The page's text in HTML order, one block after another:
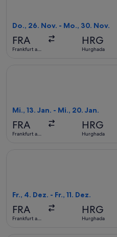
Do., 26. Nov. - Mo., 30. Nov.
FRA
Frankfurt am
HRG
Hurghada
Mi., 13. Jan. - Mi., 20. Jan.
FRA
Frankfurt am
HRG
Hurghada
Fr., 4. Dez. - Fr., 11. Dez.
FRA
Frankfurt am
HRG
Hurghada